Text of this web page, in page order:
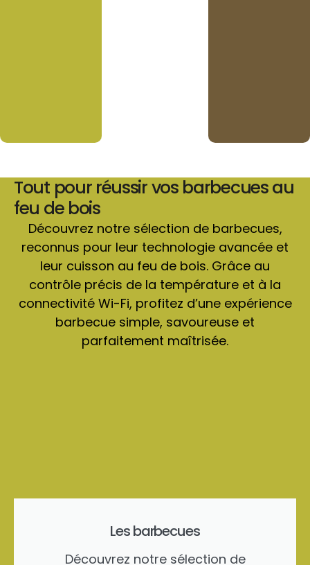
Tout pour réussir vos barbecues au
feu de bois
Découvrez notre sélection de barbecues,
reconnus pour leur technologie avancée et
leur cuisson au feu de bois. Grâce au
contrôle précis de la température et à la
connectivité Wi-Fi, profitez d’une expérience
barbecue simple, savoureuse et
parfaitement maîtrisée.
Les barbecues
Découvrez notre sélection de